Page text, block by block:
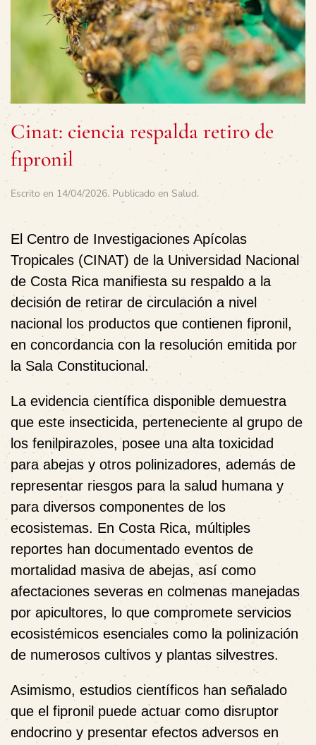
Cinat: ciencia respalda retiro de
fipronil
Escrito en 14/04/2026. Publicado en Salud.
El Centro de Investigaciones Apícolas
Tropicales (CINAT) de la Universidad Nacional
de Costa Rica manifiesta su respaldo a la
decisión de retirar de circulación a nivel
nacional los productos que contienen fipronil,
en concordancia con la resolución emitida por
la Sala Constitucional.
La evidencia científica disponible demuestra
que este insecticida, perteneciente al grupo de
los fenilpirazoles, posee una alta toxicidad
para abejas y otros polinizadores, además de
representar riesgos para la salud humana y
para diversos componentes de los
ecosistemas. En Costa Rica, múltiples
reportes han documentado eventos de
mortalidad masiva de abejas, así como
afectaciones severas en colmenas manejadas
por apicultores, lo que compromete servicios
ecosistémicos esenciales como la polinización
de numerosos cultivos y plantas silvestres.
Asimismo, estudios científicos han señalado
que el fipronil puede actuar como disruptor
endocrino y presentar efectos adversos en